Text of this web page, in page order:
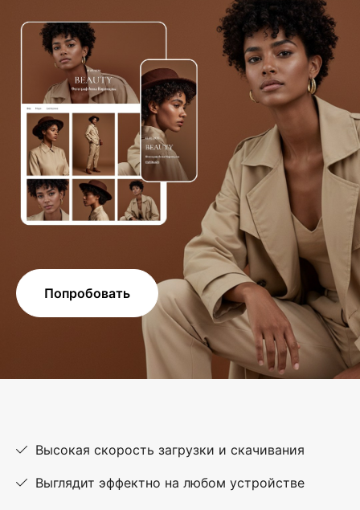
Попробовать
Высокая скорость загрузки и скачивания
Выглядит эффектно на любом устройстве